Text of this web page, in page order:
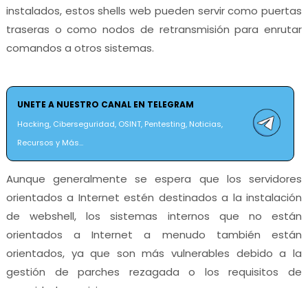
instalados, estos shells web pueden servir como puertas
traseras o como nodos de retransmisión para enrutar
comandos a otros sistemas.
UNETE A NUESTRO CANAL EN TELEGRAM
Hacking, Ciberseguridad, OSINT, Pentesting, Noticias,
Recursos y Más...
Aunque generalmente se espera que los servidores
orientados a Internet estén destinados a la instalación
de webshell, los sistemas internos que no están
orientados a Internet a menudo también están
orientados, ya que son más vulnerables debido a la
gestión de parches rezagada o los requisitos de